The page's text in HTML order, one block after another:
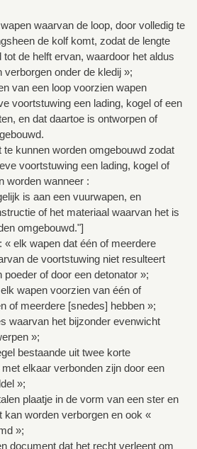
waarvan de loop, door volledig te
de kolf komt, zodat de lengte
de helft ervan, waardoor het aldus
onder de kledij »;
van een loop voorzien wapen
voortstuwing een lading, kogel of een
en dat daartoe is ontworpen of
te kunnen worden omgebouwd zodat
voortstuwing een lading, kogel of
worden wanneer :
is aan een vuurwapen, en
of het materiaal waarvan het is
omgebouwd."]
« elk wapen dat één of meerdere
de voortstuwing niet resulteert
of door een detonator »;
wapen voorzien van één of
of meerdere [snedes] hebben »;
waarvan het bijzonder evenwicht
»;
bestaande uit twee korte
elkaar verbonden zijn door een
»;
plaatje in de vorm van een ster en
kan worden verborgen en ook «
»;
document dat het recht verleent om